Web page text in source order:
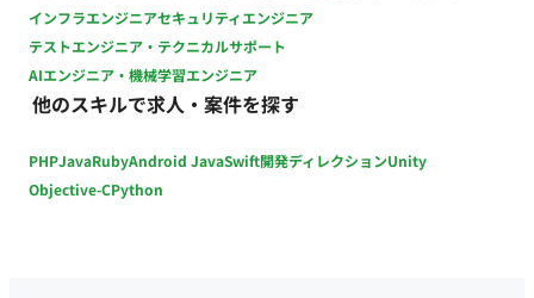
インフラエンジニアセキュリティエンジニア
テストエンジニア・テクニカルサポート
AIエンジニア・機械学習エンジニア
他のスキルで求人・案件を探す
PHPJavaRubyAndroid JavaSwift開発ディレクションUnity
Objective-CPython